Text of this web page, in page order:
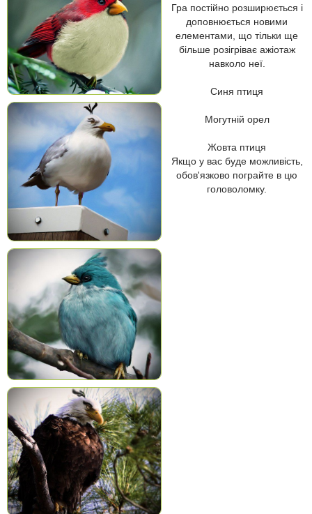
Гра постійно розширюється і
доповнюється новими
елементами, що тільки ще
більше розігріває ажіотаж
навколо неї.
Синя птиця
Могутній орел
Жовта птиця
Якщо у вас буде можливість,
обов'язково пограйте в цю
головоломку.